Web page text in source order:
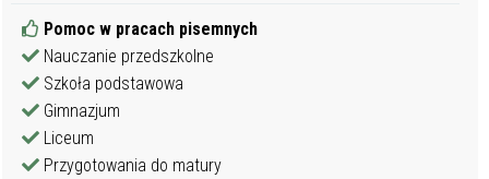
Pomoc w pracach pisemnych
Nauczanie przedszkolne
Szkoła podstawowa
Gimnazjum
Liceum
Przygotowania do matury